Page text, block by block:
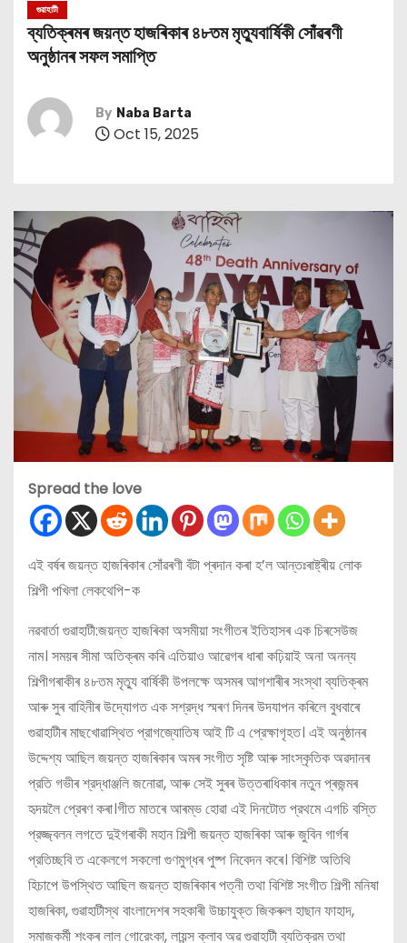
গুৱাহাটী
ব্যতিক্ৰমৰ জয়ন্ত হাজৰিকাৰ ৪৮তম মৃত্যুবার্ষিকী সোঁৱৰণী
অনুষ্ঠানৰ সফল সমাপ্তি
By Naba Barta
Oct 15, 2025
Spread the love
এই বৰ্ষৰ জয়ন্ত হাজৰিকাৰ সোঁৱৰণী বঁটা প্ৰদান কৰা হ’ল আন্তঃৰাষ্ট্ৰীয় লোক
শিল্পী পখিলা লেকথেপি-ক
নৱবার্তা গুৱাহাটী:জয়ন্ত হাজৰিকা অসমীয়া সংগীতৰ ইতিহাসৰ এক চিৰসেউজ
নাম। সময়ৰ সীমা অতিক্ৰম কৰি এতিয়াও আৱেগৰ ধাৰা কঢ়িয়াই অনা অনন্য
শিল্পীগৰাকীৰ ৪৮তম মৃত্যু বার্ষিকী উপলক্ষে অসমৰ আগশাৰীৰ সংস্থা ব্যতিক্ৰম
আৰু সুৰ বাহিনীৰ উদ্যোগত এক সশ্রদ্ধ স্মৰণ দিনৰ উদযাপন কৰিলে বুধবাৰে
গুৱাহাটীৰ মাছখোৱাস্থিত প্রাগজ্যোতিষ আই টি এ প্রেক্ষাগৃহত। এই অনুষ্ঠানৰ
উদ্দেশ্য আছিল জয়ন্ত হাজৰিকাৰ অমৰ সংগীত সৃষ্টি আৰু সাংস্কৃতিক অৱদানৰ
প্রতি গভীৰ শ্রদ্ধাঞ্জলি জনোৱা, আৰু সেই সুৰৰ উত্তৰাধিকাৰ নতুন প্ৰজন্মৰ
হৃদয়লৈ প্রেৰণ কৰা।গীত মাতৰে আৰম্ভ হোৱা এই দিনটোত প্রথমে এগচি বস্তি
প্রজ্জ্বলন লগতে দুইগৰাকী মহান শিল্পী জয়ন্ত হাজৰিকা আৰু জুবিন গাৰ্গৰ
প্রতিচ্ছবি ত একেলগে সকলো গুণমুগ্ধৰ পুষ্প নিবেদন কৰে। বিশিষ্ট অতিথি
হিচাপে উপস্থিত আছিল জয়ন্ত হাজৰিকাৰ পত্নী তথা বিশিষ্ট সংগীত শিল্পী মনিষা
হাজৰিকা, গুৱাহাটীস্থ বাংলাদেশৰ সহকাৰী উচ্চাযুক্ত জিকৰুল হাছান ফাহাদ,
সমাজকর্মী শংকৰ লাল গোরেংকা, লায়ন্স ক্লাব অৱ গুৱাহাটী ব্যতিক্রম তথা